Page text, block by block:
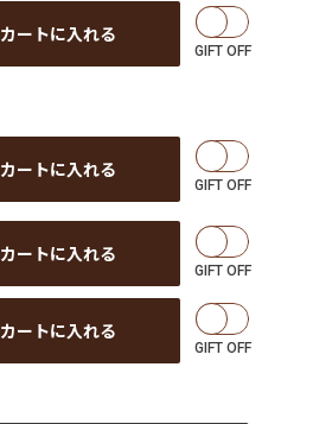
カートに入れる
カートに入れる
カートに入れる
カートに入れる